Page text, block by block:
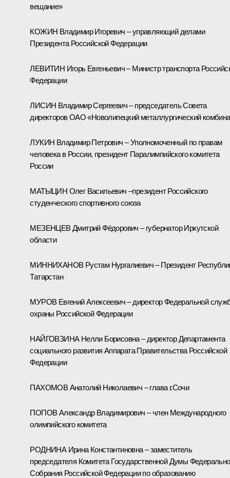
вещание»
КОЖИН Владимир Игоревич – управляющий делами
Президента Российской Федерации
ЛЕВИТИН Игорь Евгеньевич – Министр транспорта
Федерации
ЛИСИН Владимир Сергеевич – председатель Совета
директоров ОАО «Новолипецкий металлургический
ЛУКИН Владимир Петрович – Уполномоченный по правам
человека в России, президент Паралимпийского комитета
России
МАТЫЦИН Олег Васильевич –президент Российского
студенческого спортивного союза
МЕЗЕНЦЕВ Дмитрий Фёдорович – губернатор Иркутской
области
МИННИХАНОВ Рустам Нургалиевич – Президент
Татарстан
МУРОВ Евгений Алексеевич – директор Федеральной
охраны Российской Федерации
НАЙГОВЗИНА Нелли Борисовна – директор Департамента
социального развития Аппарата Правительства Российской
Федерации
ПАХОМОВ Анатолий Николаевич – глава г.Сочи
ПОПОВ Александр Владимирович – член Международного
олимпийского комитета
РОДНИНА Ирина Константиновна – заместитель
председателя Комитета Государственной Думы
Собрания Российской Федерации по образованию